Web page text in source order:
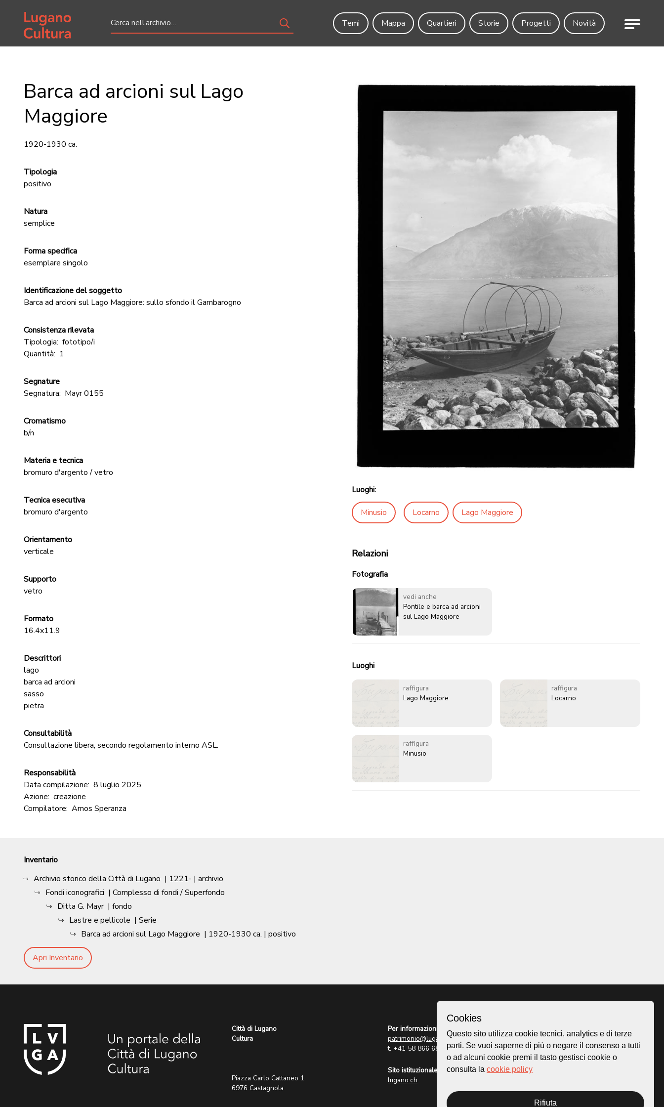
Home page
Temi
Mappa Quartieri Storie Progetti Novità Menu
Barca ad arcioni sul Lago
Maggiore
1920-1930 ca.
Tipologia
positivo
Natura
semplice
Forma specifica
esemplare singolo
Identificazione del soggetto
Barca ad arcioni sul Lago Maggiore: sullo sfondo il Gambarogno
Consistenza rilevata
Tipologia: fototipo/i
Quantità: 1
Segnature
Segnatura: Mayr 0155
Cromatismo
b/n
Materia e tecnica
bromuro d'argento / vetro
Tecnica esecutiva
bromuro d'argento
Orientamento
verticale
Supporto
vetro
Formato
16.4x11.9
Descrittori
lago
barca ad arcioni
sasso
pietra
Consultabilità
Consultazione libera, secondo regolamento interno ASL.
Responsabilità
Data compilazione: 8 luglio 2025
Azione: creazione
Compilatore: Amos Speranza
Luoghi:
Minusio Locarno Lago Maggiore
Relazioni
Fotografia
vedi anche
Pontile e barca ad arcioni
sul Lago Maggiore
Luoghi
raffigura
Lago Maggiore
raffigura
Locarno
raffigura
Minusio
Inventario
Archivio storico della Città di Lugano | 1221- | archivio
Fondi iconografici | Complesso di fondi / Superfondo
Ditta G. Mayr | fondo
Lastre e pellicole | Serie
Barca ad arcioni sul Lago Maggiore | 1920-1930 ca. | positivo
Apri Inventario
Città di Lugano
Cultura
Piazza Carlo Cattaneo 1
6976 Castagnola
Per informazioni:
patrimonio@lugano.ch
t. +41 58 866 68 50
Sito istituzionale:
lugano.ch
Homepage
Mappa
Storie
Cookies
Questo sito utilizza cookie tecnici, analytics e di terze
parti. Se vuoi saperne di più o negare il consenso a tutti
o ad alcuni cookie premi il tasto gestisci cookie o
consulta la cookie policy
Rifiuta